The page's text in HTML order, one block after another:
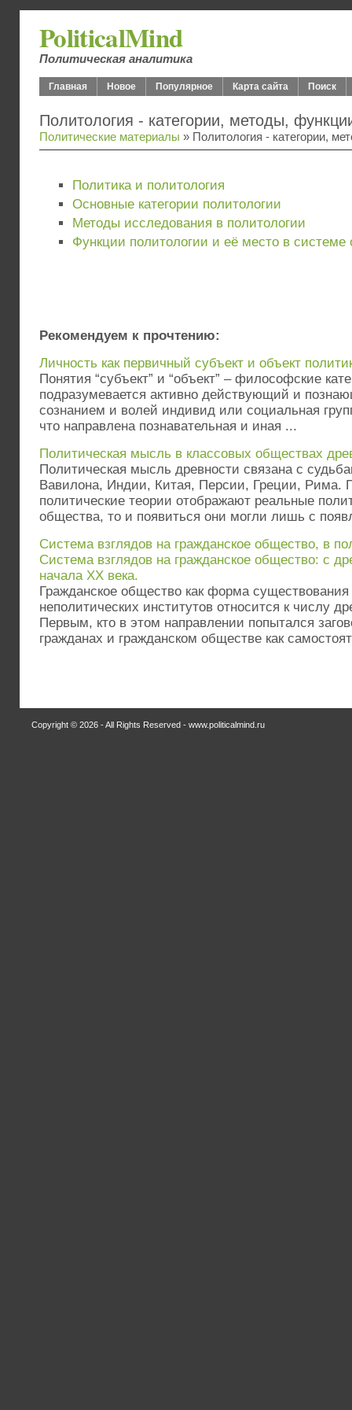
PoliticalMind
Политическая аналитика
Главная Новое Популярное Карта сайта Поиск
Политология - категории, методы,
Политические материалы » Политология - категории,
Политика и политология
Основные категории политологии
Методы исследования в политологии
Функции политологии и её место в системе
Рекомендуем к прочтению:
Личность как первичный субъект и объект
Понятия “субъект” и “объект” – философские
подразумевается активно действующий и
сознанием и волей индивид или социальная
что направлена познавательная и иная ...
Политическая мысль в классовых обществах
Политическая мысль древности связана с
Вавилона, Индии, Китая, Персии, Греции, Рима.
политические теории отображают реальные
общества, то и появиться они могли лишь с
Система взглядов на гражданское общество, в
Система взглядов на гражданское общество: с
начала ХХ века.
Гражданское общество как форма существования
неполитических институтов относится к числу
Первым, кто в этом направлении попытался
гражданах и гражданском обществе как
Copyright © 2026 - All Rights Reserved - www.politicalmind.ru